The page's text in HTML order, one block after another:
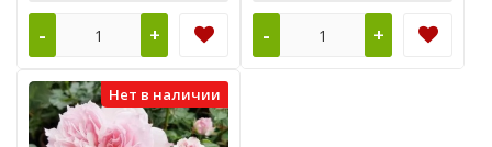
- + - +
Нет в наличии